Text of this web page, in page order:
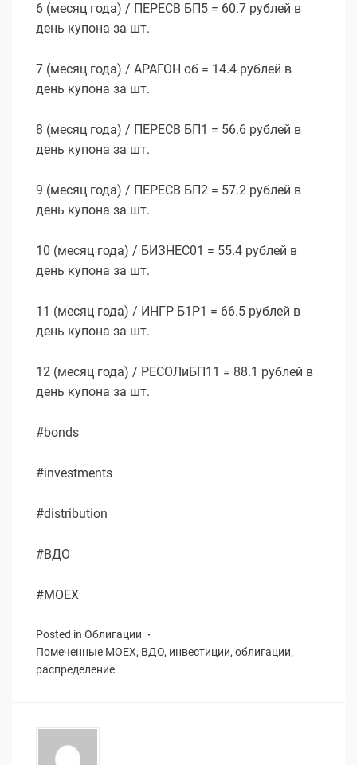
6 (месяц года) / ПЕРЕСВ БП5 = 60.7 рублей в
день купона за шт.
7 (месяц года) / АРАГОН об = 14.4 рублей в
день купона за шт.
8 (месяц года) / ПЕРЕСВ БП1 = 56.6 рублей в
день купона за шт.
9 (месяц года) / ПЕРЕСВ БП2 = 57.2 рублей в
день купона за шт.
10 (месяц года) / БИЗНЕС01 = 55.4 рублей в
день купона за шт.
11 (месяц года) / ИНГР Б1P1 = 66.5 рублей в
день купона за шт.
12 (месяц года) / РЕСОЛиБП11 = 88.1 рублей в
день купона за шт.
#bonds
#investments
#distribution
#ВДО
#MOEX
Posted in Облигации
Помеченные MOEX, ВДО, инвестиции, облигации,
распределение